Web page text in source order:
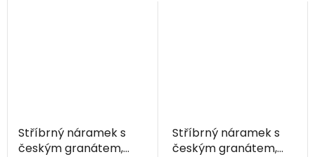
Stříbrný náramek s
českým granátem,
Stříbrný náramek s
českým granátem,